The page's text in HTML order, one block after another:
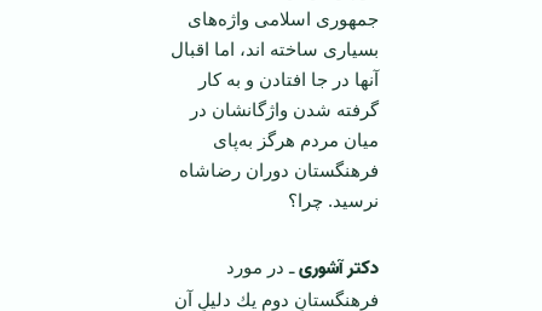
جمهوری اسلامی واژه‌های
بسیاری ساخته اند، اما اقبال
آنها در جا افتادن و به كار
گرفته شدن واژگانشان در
میان مردم هرگز به‌پای
فرهنگستان دوران رضاشاه
نرسید. چرا؟
دکتر آشوریـ در مورد
فرهنگستانِ دوم یك دلیلِ آن